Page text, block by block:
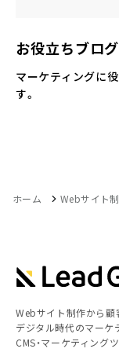
お役立ちブログ
マーケティングに
す。
ホーム Webサイト
Webサイト制作から顧
デジタル時代のマーケ
CMS・マーケティング